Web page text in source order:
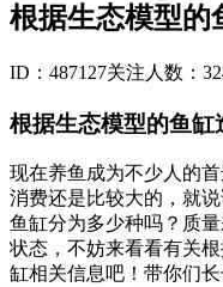
根据生态模型的
ID：487127关注人数：
根据生态模型的鱼缸
现在养鱼成为不少人的
消费还是比较大的，就
鱼缸分为多少种吗？质
状态，不妨来看看有关
缸相关信息吧！带你们长